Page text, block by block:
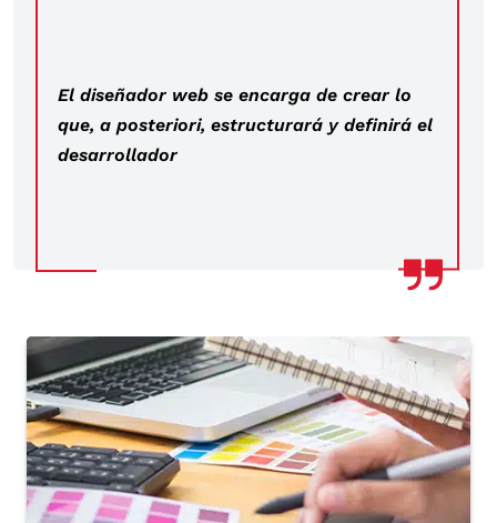
El diseñador web se encarga de crear lo
que, a posteriori, estructurará y definirá el
desarrollador